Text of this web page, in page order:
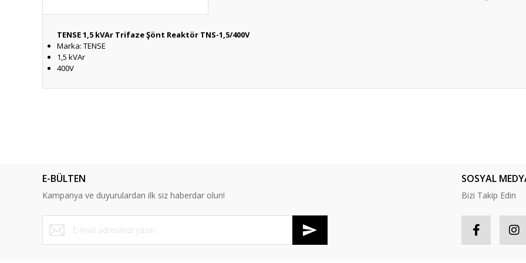
TENSE 1,5 kVAr Trifaze Şönt Reaktör TNS-1,5/400V
Marka: TENSE
1,5 kVAr
400V
Ürün bilgilerinde hatalar bulunuyor.
Ürün fiyatı diğer sitelerden daha pahalı.
Bu ürüne benzer farklı alternatifler olmalı.
E-BÜLTEN
Kampanya ve duyurulardan ilk siz haberdar olun!
SOSYAL
Bizi Takip Edin